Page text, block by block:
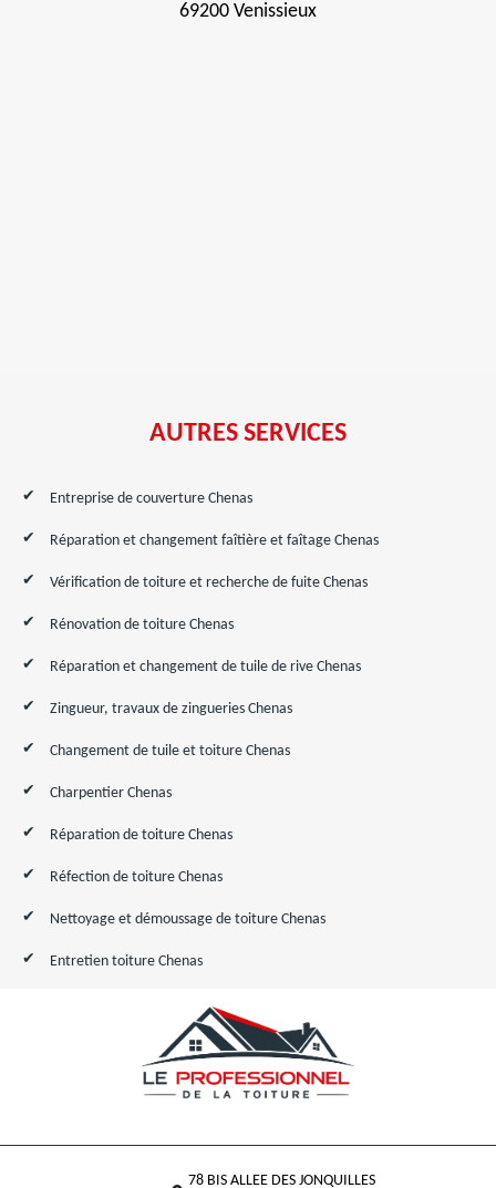
69200 Venissieux
AUTRES SERVICES
Entreprise de couverture Chenas
Réparation et changement faîtière et faîtage Chenas
Vérification de toiture et recherche de fuite Chenas
Rénovation de toiture Chenas
Réparation et changement de tuile de rive Chenas
Zingueur, travaux de zingueries Chenas
Changement de tuile et toiture Chenas
Charpentier Chenas
Réparation de toiture Chenas
Réfection de toiture Chenas
Nettoyage et démoussage de toiture Chenas
Entretien toiture Chenas
78 BIS ALLEE DES JONQUILLES